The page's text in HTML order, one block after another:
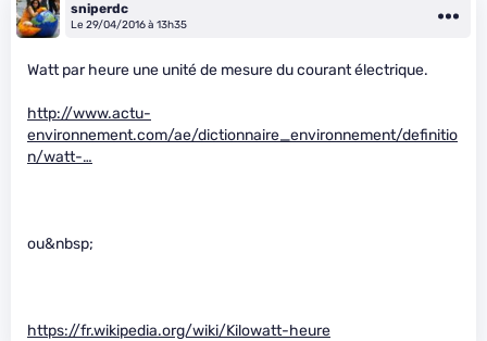
sniperdc
Le 29/04/2016 à 13h35
Watt par heure une unité de mesure du courant électrique.
http://www.actu-
environnement.com/ae/dictionnaire_environnement/definitio
n/watt-…
ou&nbsp;
https://fr.wikipedia.org/wiki/Kilowatt-heure